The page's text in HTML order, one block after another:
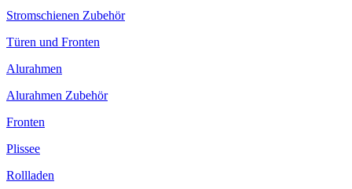
Stromschienen Zubehör
Türen und Fronten
Alurahmen
Alurahmen Zubehör
Fronten
Plissee
Rollladen